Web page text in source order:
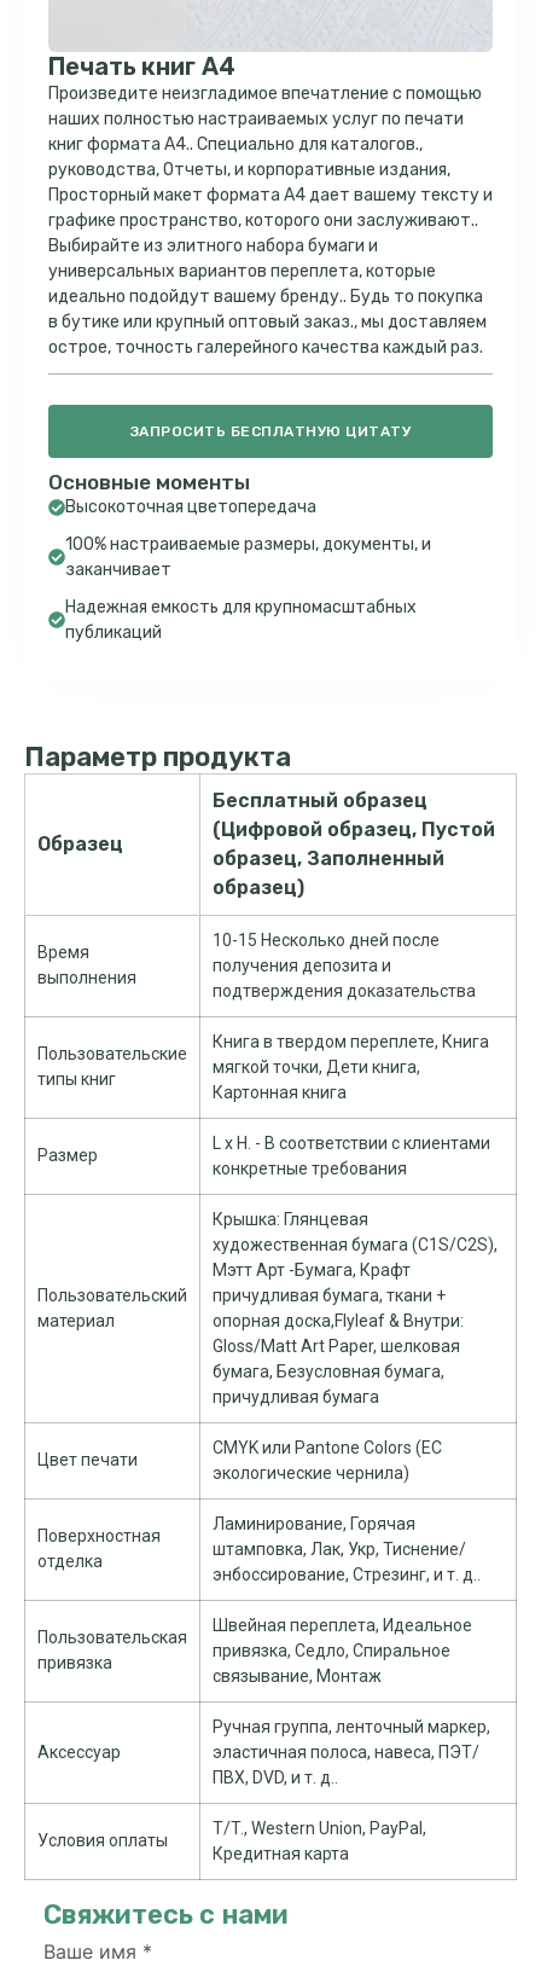
Печать книг А4
Произведите неизгладимое впечатление с помощью
наших полностью настраиваемых услуг по печати
книг формата А4.. Специально для каталогов.,
руководства, Отчеты, и корпоративные издания,
Просторный макет формата А4 дает вашему тексту и
графике пространство, которого они заслуживают..
Выбирайте из элитного набора бумаги и
универсальных вариантов переплета, которые
идеально подойдут вашему бренду.. Будь то покупка
в бутике или крупный оптовый заказ., мы доставляем
острое, точность галерейного качества каждый раз.
ЗАПРОСИТЬ БЕСПЛАТНУЮ ЦИТАТУ
Основные моменты
Высокоточная цветопередача
100% настраиваемые размеры, документы, и
заканчивает
Надежная емкость для крупномасштабных
публикаций
Параметр продукта
Образец
Бесплатный образец
(Цифровой образец, Пустой
образец, Заполненный
образец)
Время
выполнения
10-15 Несколько дней после
получения депозита и
подтверждения доказательства
Пользовательские
типы книг
Книга в твердом переплете, Книга
мягкой точки, Дети книга,
Картонная книга
Размер
L x H. - В соответствии с клиентами
конкретные требования
Пользовательский
материал
Крышка: Глянцевая
художественная бумага (C1S/C2S),
Мэтт Арт -Бумага, Крафт
причудливая бумага, ткани +
опорная доска,Flyleaf & Внутри:
Gloss/Matt Art Paper, шелковая
бумага, Безусловная бумага,
причудливая бумага
Цвет печати
CMYK или Pantone Colors (ЕС
экологические чернила)
Поверхностная
отделка
Ламинирование, Горячая
штамповка, Лак, Укр, Тиснение/
энбоссирование, Стрезинг, и т. д..
Пользовательская
привязка
Швейная переплета, Идеальное
привязка, Седло, Спиральное
связывание, Монтаж
Аксессуар
Ручная группа, ленточный маркер,
эластичная полоса, навеса, ПЭТ/
ПВХ, DVD, и т. д..
Условия оплаты
T/T., Western Union, PayPal,
Кредитная карта
Свяжитесь с нами
Ваше имя *